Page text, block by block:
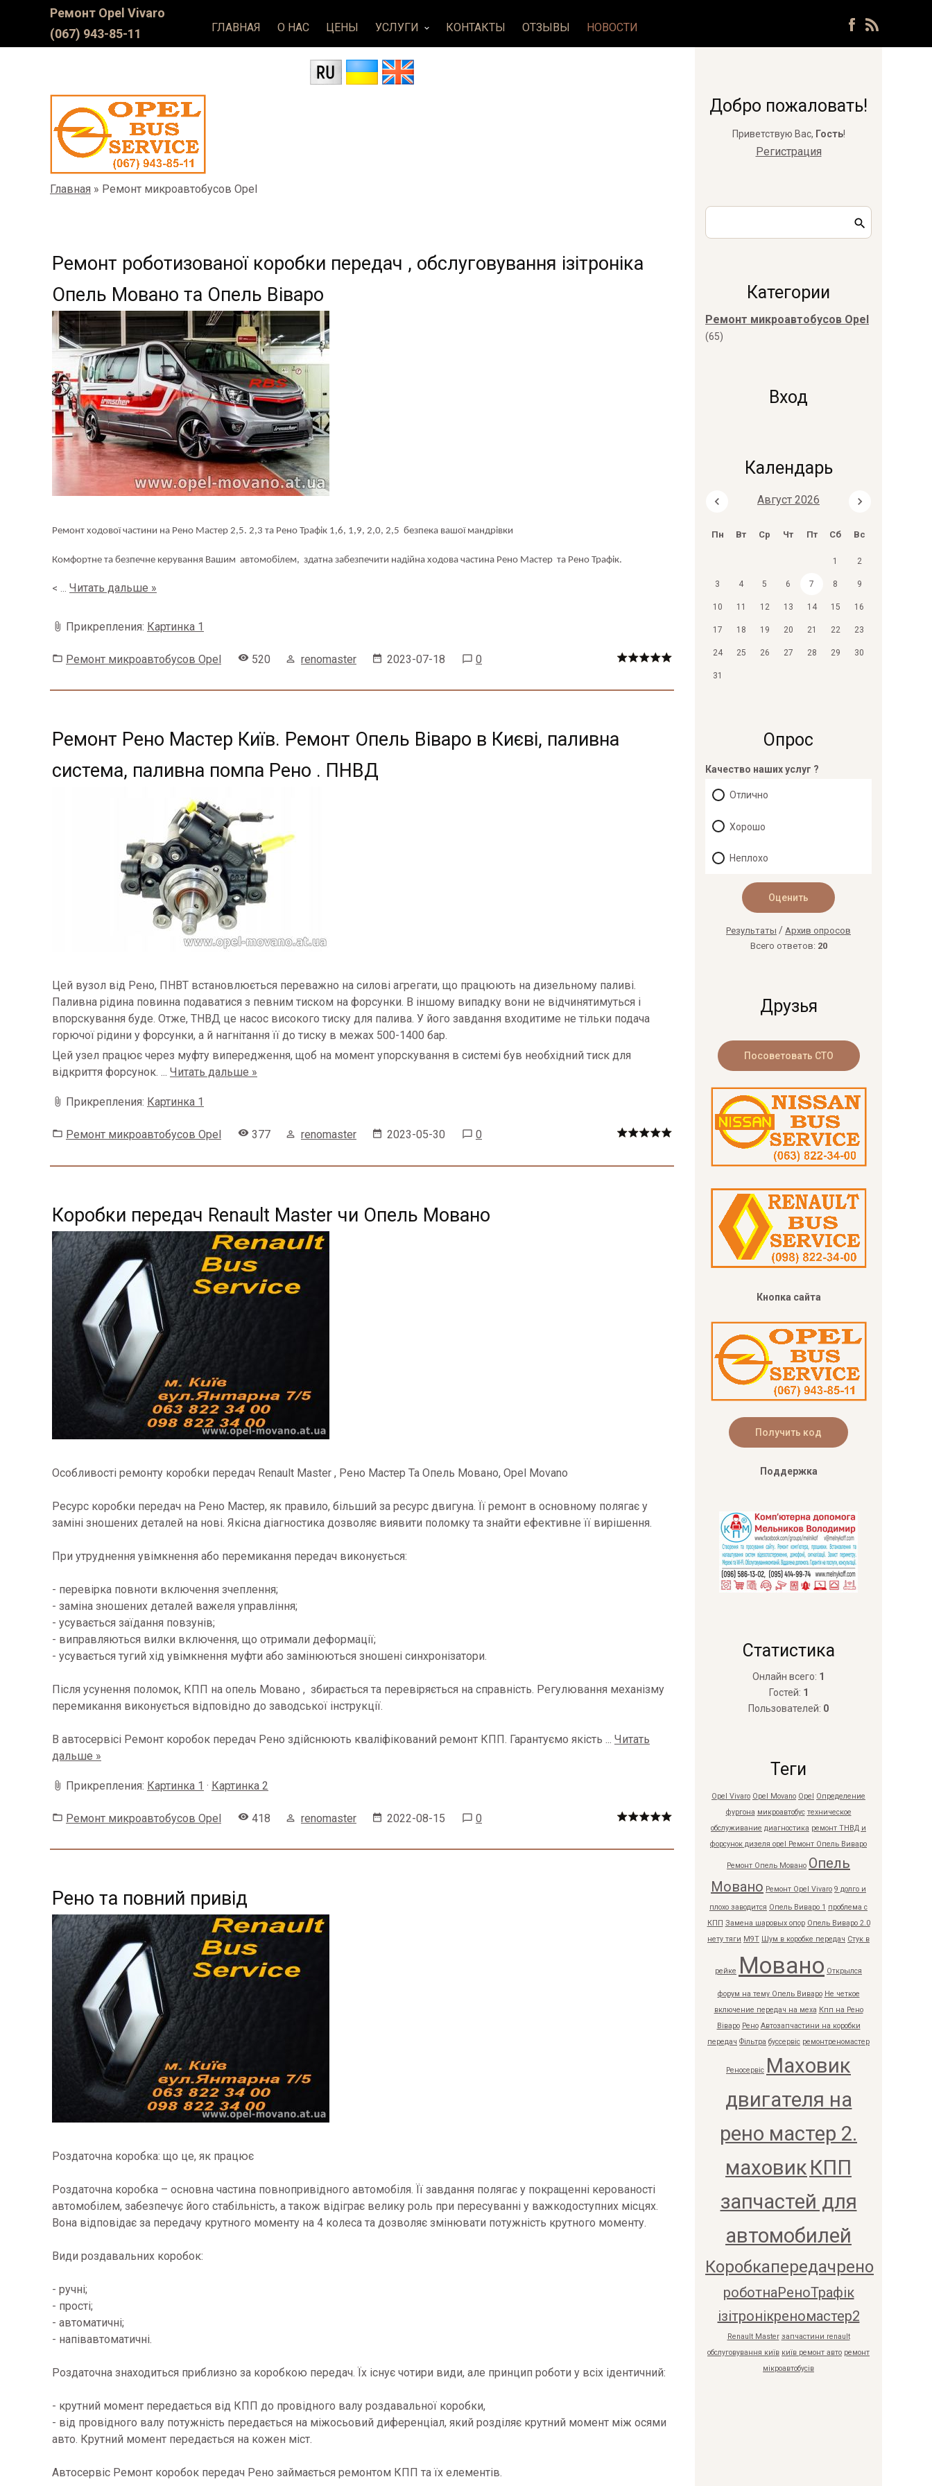
Ремонт Оpel Vivaro
(067) 943-85-11
ГЛАВНАЯ О НАС ЦЕНЫ УСЛУГИ keyboard_arrow_down КОНТАКТЫ ОТЗЫВЫ НОВОСТИ
Главная » Ремонт микроавтобусов Opel
Ремонт роботизованої коробки передач , обслуговування ізітроніка
Опель Мовано та Опель Віваро
Ремонт ходової частини на Рено Мастер 2,5. 2,3 та Рено Трафік 1,6, 1,9, 2,0, 2,5 безпека вашої мандрівки
Комфортне та безпечне керування Вашим автомобілем, здатна забезпечити надійна ходова частина Рено Мастер та Рено Трафік.
< ... Читать дальше »
Прикрепления: Картинка 1
Ремонт микроавтобусов Opel 520 renomaster 2023-07-18 0
Ремонт Рено Мастер Київ. Ремонт Опель Віваро в Києві, паливна
система, паливна помпа Рено . ПНВД
Цей вузол від Рено, ПНВТ встановлюється переважно на силові агрегати, що працюють на дизельному паливі.
Паливна рідина повинна подаватися з певним тиском на форсунки. В іншому випадку вони не відчинятимуться і
впорскування буде. Отже, ТНВД це насос високого тиску для палива. У його завдання входитиме не тільки подача
горючої рідини у форсунки, а й нагнітання її до тиску в межах 500-1400 бар.
Цей узел працює через муфту випередження, щоб на момент упорскування в системі був необхідний тиск для
відкриття форсунок. ... Читать дальше »
Прикрепления: Картинка 1
Ремонт микроавтобусов Opel 377 renomaster 2023-05-30 0
Коробки передач Renault Master чи Опель Мовано
Особливості ремонту коробки передач Renault Master , Рено Мастер Та Опель Мовано, Opel Movano
Ресурс коробки передач на Рено Мастер, як правило, більший за ресурс двигуна. Її ремонт в основному полягає у
заміні зношених деталей на нові. Якісна діагностика дозволяє виявити поломку та знайти ефективне її вирішення.
При утруднення увімкнення або перемикання передач виконується:
- перевірка повноти включення зчеплення;
- заміна зношених деталей важеля управління;
- усувається заїдання повзунів;
- виправляються вилки включення, що отримали деформації;
- усувається тугий хід увімкнення муфти або замінюються зношені синхронізатори.
Після усунення поломок, КПП на опель Мовано , збирається та перевіряється на справність. Регулювання механізму
перемикання виконується відповідно до заводської інструкції.
В автосервісі Ремонт коробок передач Рено здійснюють кваліфікований ремонт КПП. Гарантуємо якість ... Читать
дальше »
Прикрепления: Картинка 1 · Картинка 2
Ремонт микроавтобусов Opel 418 renomaster 2022-08-15 0
Рено та повний привід
Роздаточна коробка: що це, як працює
Роздаточна коробка – основна частина повнопривідного автомобіля. Її завдання полягає у покращенні керованості
автомобілем, забезпечує його стабільність, а також відіграє велику роль при пересуванні у важкодоступних місцях.
Вона відповідає за передачу крутного моменту на 4 колеса та дозволяє змінювати потужність крутного моменту.
Види роздавальних коробок:
- ручні;
- прості;
- автоматичні;
- напівавтоматичні.
Роздаточна знаходиться приблизно за коробкою передач. Їх існує чотири види, але принцип роботи у всіх ідентичний:
- крутний момент передається від КПП до провідного валу роздавальної коробки,
- від провідного валу потужність передається на міжосьовий диференціал, який розділяє крутний момент між осями
авто. Крутний момент передається на кожен міст.
Автосервіс Ремонт коробок передач Рено займається ремонтом КПП та їх елементів.
Добро пожаловать!
Приветствую Вас, Гость!
Регистрация
Категории
Ремонт микроавтобусов Opel
(65)
Вход
Календарь
Август 2026
Пн Вт Ср Чт Пт Сб Вс
1 2
3 4 5 6 7 8 9
10 11 12 13 14 15 16
17 18 19 20 21 22 23
24 25 26 27 28 29 30
31
Опрос
Качество наших услуг ?
Отлично
Хорошо
Неплохо
Результаты / Архив опросов
Всего ответов: 20
Друзья
Кнопка сайта
Поддержка
Статистика
Онлайн всего: 1
Гостей: 1
Пользователей: 0
Теги
Opel Vivaro Opel Movano Opel Определение
фургона микроавтобус техническое
обслуживание диагностика ремонт ТНВД и
форсунок дизеля opel Ремонт Опель Виваро
Ремонт Опель Мовано Опель
Мовано Ремонт Opel Vivaro 9 долго и
плохо заводится Опель Виваро 1 проблема с
КПП Замена шаровых опор Опель Виваро 2.0
нету тяги M9T Шум в коробке передач Стук в
рейке Мовано Открылся
форум на тему Опель Виваро Не четкое
включение передач на меха Кпп на Рено
Віваро Рено Автозапчастини на коробки
передач Фільтра буссервіс ремонтреномастер
Реносервіс Маховик
двигателя на
рено мастер 2.
маховик КПП
запчастей для
автомобилей
Коробкапередачрено
роботнаРеноТрафік
ізітронікреномастер2
Renault Master запчастини renault
обслуговування київ київ ремонт авто ремонт
мікроавтобусів